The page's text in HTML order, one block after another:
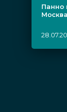
Панно
Москва